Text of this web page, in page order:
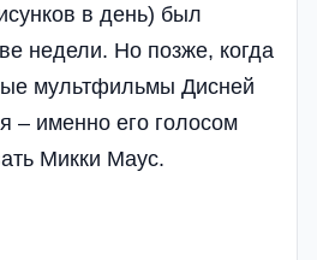
в день) был
недели. Но позже, когда
мультфильмы Дисней
– именно его голосом
Микки Маус.